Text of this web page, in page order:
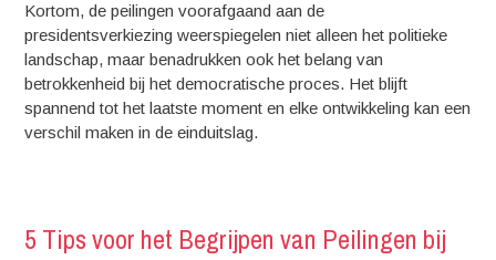
Kortom, de peilingen voorafgaand aan de
presidentsverkiezing weerspiegelen niet alleen het politieke
landschap, maar benadrukken ook het belang van
betrokkenheid bij het democratische proces. Het blijft
spannend tot het laatste moment en elke ontwikkeling kan een
verschil maken in de einduitslag.
5 Tips voor het Begrijpen van Peilingen bij